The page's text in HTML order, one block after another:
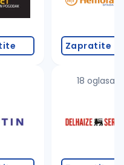
Zapratite
18 oglasa